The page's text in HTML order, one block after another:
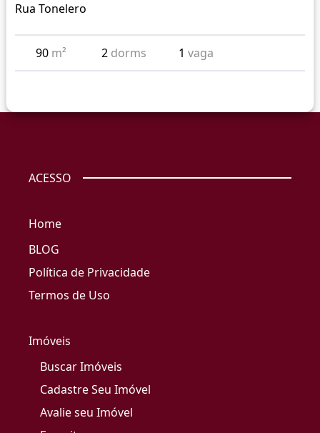
Rua Tonelero
90 m² 2 dorms 1vaga
ACESSO
Home
BLOG
Política de Privacidade
Termos de Uso
Imóveis
Buscar Imóveis
Cadastre Seu Imóvel
Avalie seu Imóvel